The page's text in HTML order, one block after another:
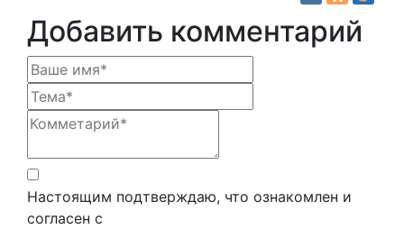
Добавить комментарий
Настоящим подтверждаю, что ознакомлен и
согласен с